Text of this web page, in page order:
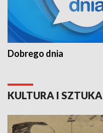
Dobrego dnia
KULTURA I SZTUKA